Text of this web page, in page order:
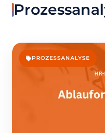
PROZESSANALYSE